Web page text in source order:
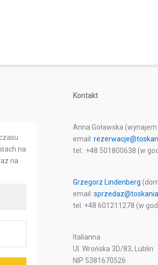
na
na
Kontakt
Anna Goławska
email:
tel.: +48 501800638 (w
Grzegorz Lindenberg
email:
tel. +48 601211278 (w
Italianna
Ul. Wrońska 3D/83, Lublin
NIP 5381670526